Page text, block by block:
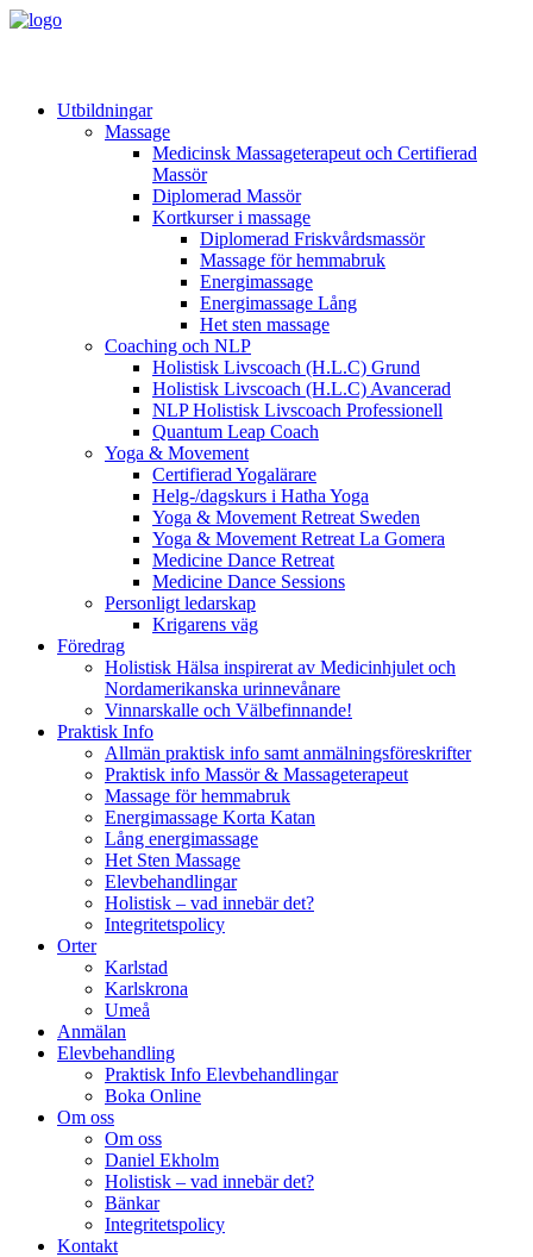
Utbildningar
Massage
Medicinsk Massageterapeut och Certifierad
Massör
Diplomerad Massör
Kortkurser i massage
Diplomerad Friskvårdsmassör
Massage för hemmabruk
Energimassage
Energimassage Lång
Het sten massage
Coaching och NLP
Holistisk Livscoach (H.L.C) Grund
Holistisk Livscoach (H.L.C) Avancerad
NLP Holistisk Livscoach Professionell
Quantum Leap Coach
Yoga & Movement
Certifierad Yogalärare
Helg-/dagskurs i Hatha Yoga
Yoga & Movement Retreat Sweden
Yoga & Movement Retreat La Gomera
Medicine Dance Retreat
Medicine Dance Sessions
Personligt ledarskap
Krigarens väg
Föredrag
Holistisk Hälsa inspirerat av Medicinhjulet och
Nordamerikanska urinnevånare
Vinnarskalle och Välbefinnande!
Praktisk Info
Allmän praktisk info samt anmälningsföreskrifter
Praktisk info Massör & Massageterapeut
Massage för hemmabruk
Energimassage Korta Katan
Lång energimassage
Het Sten Massage
Elevbehandlingar
Holistisk – vad innebär det?
Integritetspolicy
Orter
Karlstad
Karlskrona
Umeå
Anmälan
Elevbehandling
Praktisk Info Elevbehandlingar
Boka Online
Om oss
Om oss
Daniel Ekholm
Holistisk – vad innebär det?
Bänkar
Integritetspolicy
Kontakt